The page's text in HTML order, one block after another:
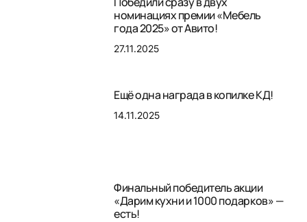
номинациях премии «Мебель
года 2025» от Авито!
27.11.2025
Ещё одна награда в копилке КД!
14.11.2025
Финальный победитель акции
«Дарим кухни и 1000 подарков» —
есть!